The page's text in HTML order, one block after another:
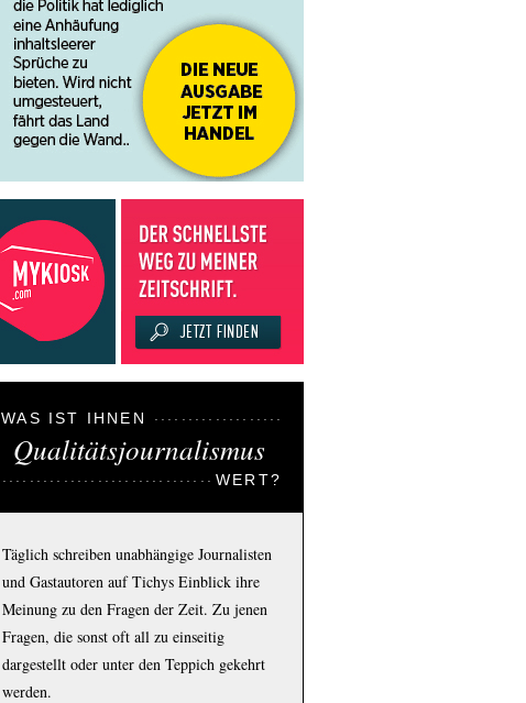
WAS IST IHNEN
Qualitätsjournalismus
WERT?
Täglich schreiben unabhängige Journalisten
und Gastautoren auf Tichys Einblick ihre
Meinung zu den Fragen der Zeit. Zu jenen
Fragen, die sonst oft all zu einseitig
dargestellt oder unter den Teppich gekehrt
werden.